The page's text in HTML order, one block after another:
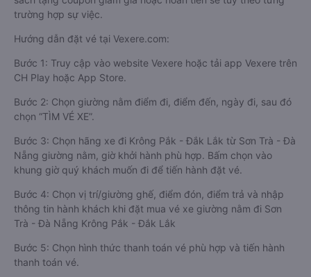
trường hợp sự việc.
Hướng dẫn đặt vé tại Vexere.com:
Bước 1: Truy cập vào website Vexere hoặc tải app Vexere trên
CH Play hoặc App Store.
Bước 2: Chọn giường nằm điểm đi, điểm đến, ngày đi, sau đó
chọn “TÌM VÉ XE”.
Bước 3: Chọn hãng xe đi Krông Pắk - Đắk Lắk từ Sơn Trà - Đà
Nẵng giường nằm, giờ khởi hành phù hợp. Bấm chọn vào
khung giờ quý khách muốn đi để tiến hành đặt vé.
Bước 4: Chọn vị trí/giường ghế, điểm đón, điểm trả và nhập
thông tin hành khách khi đặt mua vé xe giường nằm đi Sơn
Trà - Đà Nẵng Krông Pắk - Đắk Lắk
Bước 5: Chọn hình thức thanh toán vé phù hợp và tiến hành
thanh toán vé.